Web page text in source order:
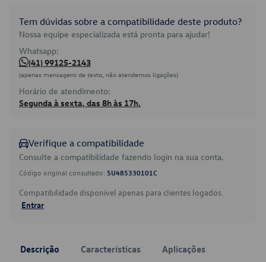
Tem dúvidas sobre a compatibilidade deste produto?
Nossa equipe especializada está pronta para ajudar!
Whatsapp:
(41) 99125-2143
(apenas mensagens de texto, não atendemos ligações)
Horário de atendimento:
Segunda à sexta, das 8h às 17h.
Verifique a compatibilidade
Consulte a compatibilidade fazendo login na sua conta.
Código original consultado: 5U485330101C
Compatibilidade disponível apenas para clientes logados.
Entrar
Descrição Características Aplicações